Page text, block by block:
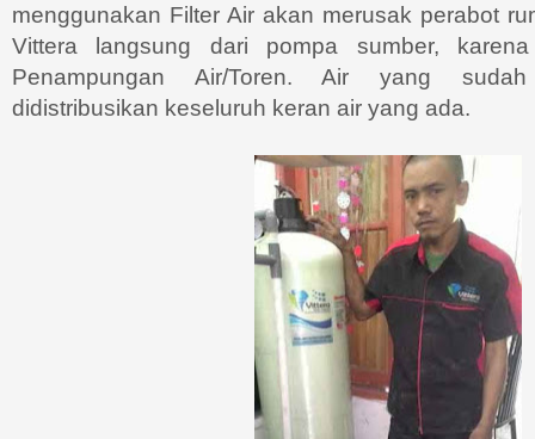
menggunakan Filter Air akan merusak perabot
Vittera langsung dari pompa sumber,
Penampungan Air/Toren. Air yang
didistribusikan keseluruh keran air yang ada.